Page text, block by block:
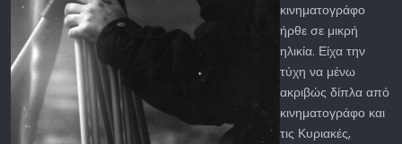
κινηματογράφο
ήρθε σε μικρή
ηλικία. Είχα την
τύχη να μένω
ακριβώς δίπλα από
κινηματογράφο και
τις Κυριακές,